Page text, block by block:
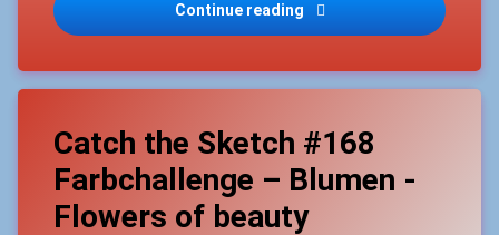
Continue reading Happy Friday 2024-07-
Catch the Sketch #168
Farbchallenge – Blumen -
Flowers of beauty
Grußkarte
a
Comment
on
Catch
the